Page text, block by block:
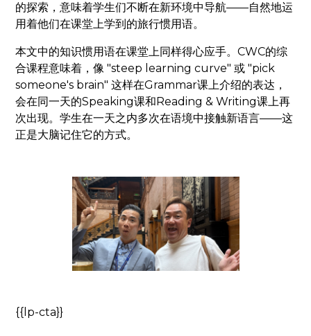
的探索，意味着学生们不断在新环境中导航——自然地运
用着他们在课堂上学到的旅行惯用语。
本文中的知识惯用语在课堂上同样得心应手。CWC的综
合课程意味着，像 "steep learning curve" 或 "pick
someone's brain" 这样在Grammar课上介绍的表达，
会在同一天的Speaking课和Reading & Writing课上再
次出现。学生在一天之内多次在语境中接触新语言——这
正是大脑记住它的方式。
{{lp-cta}}